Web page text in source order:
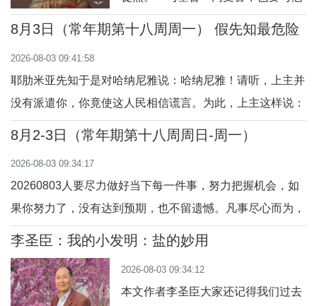
又惶恐又愧疚。我深知这薄饼已是耶
稣基督真实的体、血、灵魂与天主
一同受光荣。」（罗 8:17）今日行
无话可说时，天主仍在。「上主临在
于静默中。」（参 列上 19:12）今日
行动：静静坐在天主面前。祈祷：
8月3日（常年期第十八周周一） 假先知最危险
2026-08-03 09:41:58
耶肋米亚先知于是对哈纳尼雅说：哈纳尼雅！请听，上主并
没有派遣你，你竟使这人民相信谎言。为此，上主这样说：
看，我要把你赶出地面；今年你必要死，因为你说了背叛上
位公开自称“先知”的人，一人宣讲“和平的消息”，一人宣
讲“危险的消息”，究竟谁在传报“天主的声
8月2-3日（常年期第十八周周日-周一）
2026-08-03 09:34:17
20260803人要尽力做好当下每一件事，努力把握机会，如
果你努力了，没有达到预期，也不留遗憾。凡事尽心而为，
一切无愧于心，守住本善的自己。‌‌我们要事事尽心尽力，相
行的人。＂众人吃了，也都饱了；然后他们把剩餘的碎块收
了满满十二筐。＂（玛14：13-21）2026080
李圣臣：​我的小发明：盐的妙用
2026-08-03 09:34:12
本文作者李圣臣大家还记得我们过去